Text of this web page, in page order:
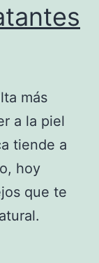
más
a la piel
tiende a
hoy
que te